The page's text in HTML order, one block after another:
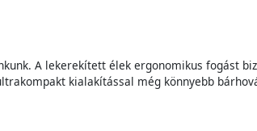
A lekerekített élek ergonomikus fogást
kialakítással még könnyebb